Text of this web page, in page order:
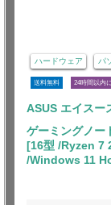
ハードウェア パ
送料無料 24時間以内
ASUS エイスー
ゲーミングノー
[16型 /Ryzen 7
/Windows 11